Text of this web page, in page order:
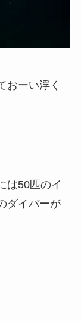
おーい浮く
は50匹のイ
ダイバーが